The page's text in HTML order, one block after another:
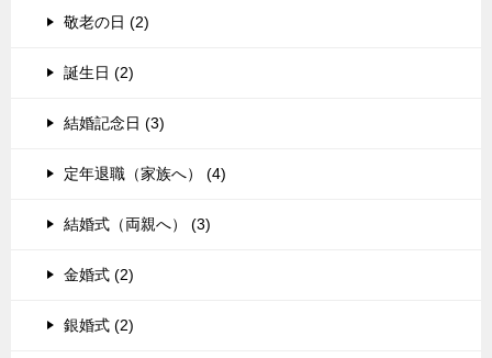
敬老の日 (2)
誕生日 (2)
結婚記念日 (3)
定年退職（家族へ） (4)
結婚式（両親へ） (3)
金婚式 (2)
銀婚式 (2)